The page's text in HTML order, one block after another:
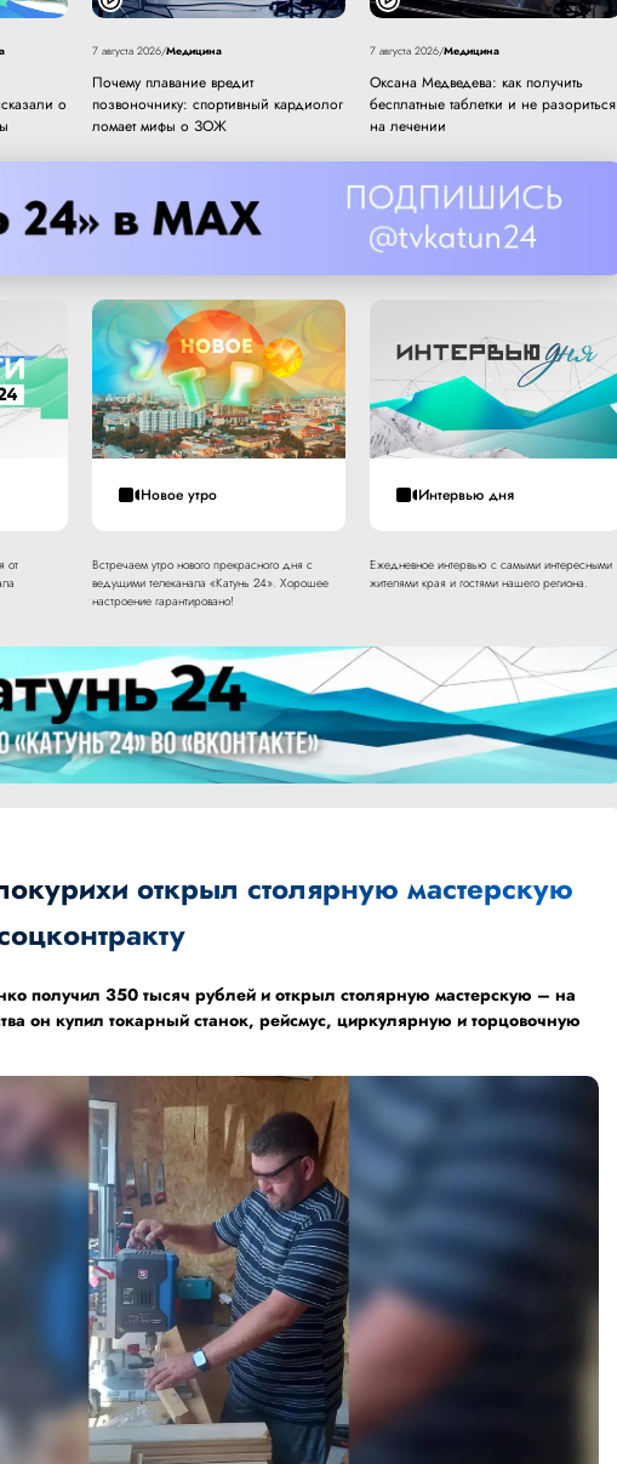
о
7 августа 2026/Медицина
Почему плавание вредит
позвоночнику: спортивный кардиолог
ломает мифы о ЗОЖ
7 августа 2026/Медицина
Оксана Медведева: как получить
бесплатные таблетки и не разориться
на лечении
от
Новое утро
Встречаем утро нового прекрасного дня с
ведущими телеканала «Катунь 24». Хорошее
настроение гарантировано!
Интервью дня
Ежедневное интервью с самыми интересными
жителями края и гостями нашего региона.
открыл столярную мастерскую
получил 350 тысяч рублей и открыл столярную мастерскую – на
он купил токарный станок, рейсмус, циркулярную и торцовочную